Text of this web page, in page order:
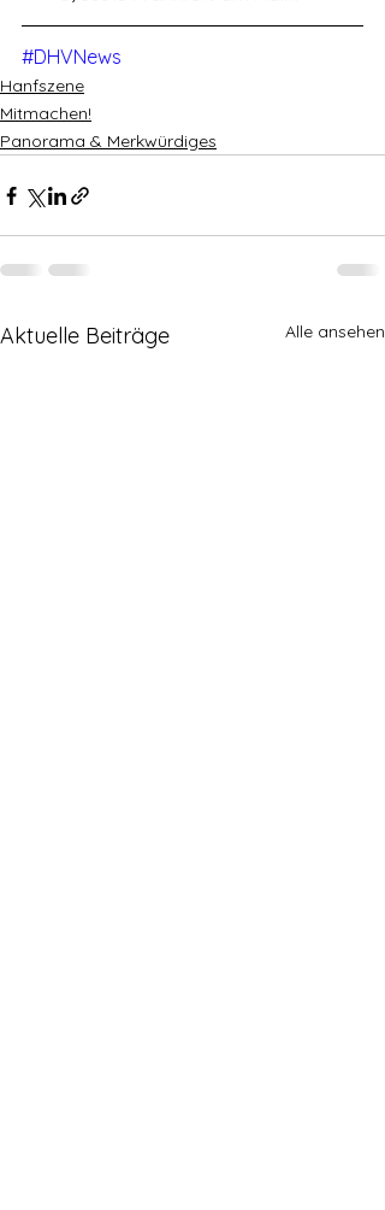
#DHVNews
Hanfszene
Mitmachen!
Panorama & Merkwürdiges
Aktuelle Beiträge Alle ansehen